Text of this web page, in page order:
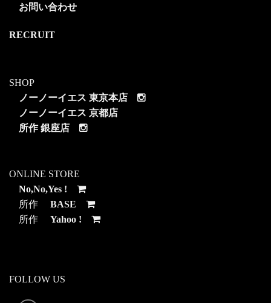
お問い合わせ
RECRUIT
SHOP
ノーノーイエス 東京本店
ノーノーイエス 京都店
所作 銀座店
ONLINE STORE
No,No,Yes !
所作 BASE
所作 Yahoo !
FOLLOW US